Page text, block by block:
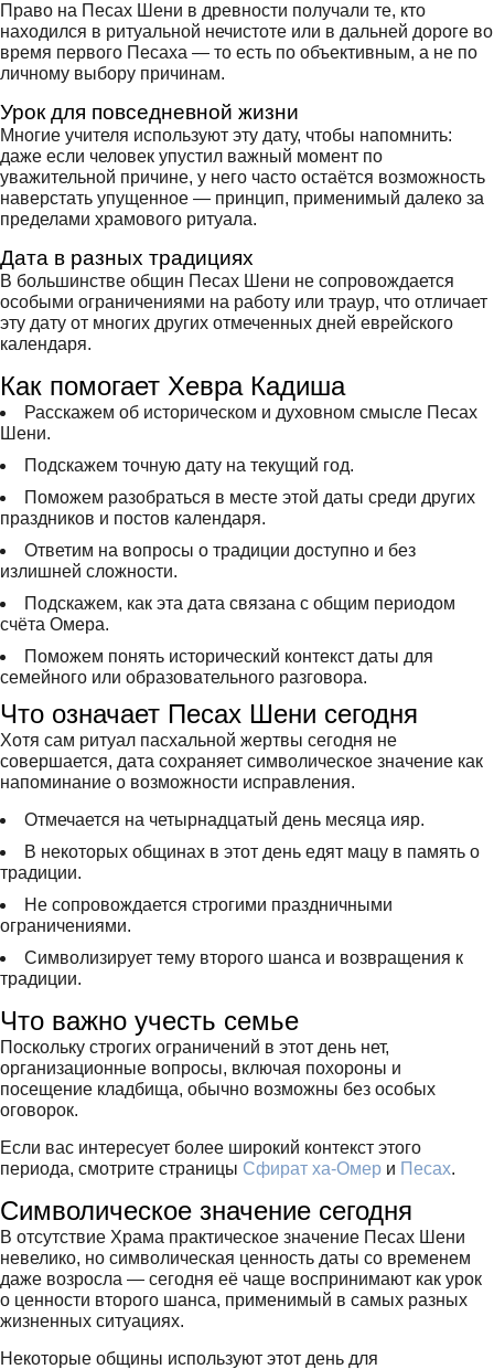
Право на Песах Шени в древности получали те, кто
находился в ритуальной нечистоте или в дальней дороге во
время первого Песаха — то есть по объективным, а не по
личному выбору причинам.
Урок для повседневной жизни
Многие учителя используют эту дату, чтобы напомнить:
даже если человек упустил важный момент по
уважительной причине, у него часто остаётся возможность
наверстать упущенное — принцип, применимый далеко за
пределами храмового ритуала.
Дата в разных традициях
В большинстве общин Песах Шени не сопровождается
особыми ограничениями на работу или траур, что отличает
эту дату от многих других отмеченных дней еврейского
календаря.
Как помогает Хевра Кадиша
Расскажем об историческом и духовном смысле Песах
Шени.
Подскажем точную дату на текущий год.
Поможем разобраться в месте этой даты среди других
праздников и постов календаря.
Ответим на вопросы о традиции доступно и без
излишней сложности.
Подскажем, как эта дата связана с общим периодом
счёта Омера.
Поможем понять исторический контекст даты для
семейного или образовательного разговора.
Что означает Песах Шени сегодня
Хотя сам ритуал пасхальной жертвы сегодня не
совершается, дата сохраняет символическое значение как
напоминание о возможности исправления.
Отмечается на четырнадцатый день месяца ияр.
В некоторых общинах в этот день едят мацу в память о
традиции.
Не сопровождается строгими праздничными
ограничениями.
Символизирует тему второго шанса и возвращения к
традиции.
Что важно учесть семье
Поскольку строгих ограничений в этот день нет,
организационные вопросы, включая похороны и
посещение кладбища, обычно возможны без особых
оговорок.
Если вас интересует более широкий контекст этого
периода, смотрите страницы Сфират ха-Омер и Песах.
Символическое значение сегодня
В отсутствие Храма практическое значение Песах Шени
невелико, но символическая ценность даты со временем
даже возросла — сегодня её чаще воспринимают как урок
о ценности второго шанса, применимый в самых разных
жизненных ситуациях.
Некоторые общины используют этот день для